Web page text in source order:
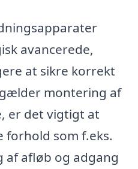
avancerede,
at sikre korrekt
montering af
er det vigtigt at
forhold som f.eks.
af afløb og adgang